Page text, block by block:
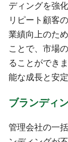
ディングを強
リピート顧客
業績向上のた
ことで、市場
ることができ
能な成長と安
ブランディ
管理会社の一